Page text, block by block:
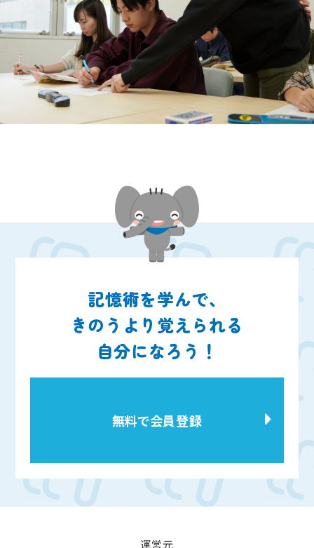
記憶術を学んで、
きのうより覚えられる
自分になろう！
無料で会員登録
運営元